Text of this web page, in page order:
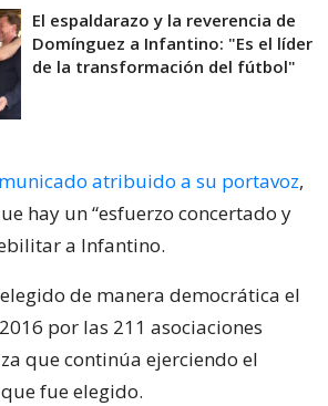
El espaldarazo y la reverencia de
Domínguez a Infantino: "Es el líder
de la transformación del fútbol"
atribuido a su portavoz,
hay un “esfuerzo concertado y
a Infantino.
de manera democrática el
por las 211 asociaciones
que continúa ejerciendo el
fue elegido.